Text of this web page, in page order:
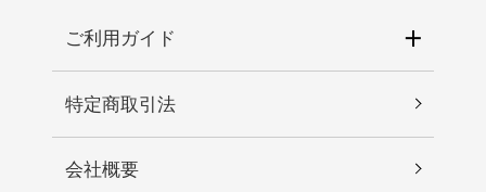
ご利用ガイド
特定商取引法
会社概要